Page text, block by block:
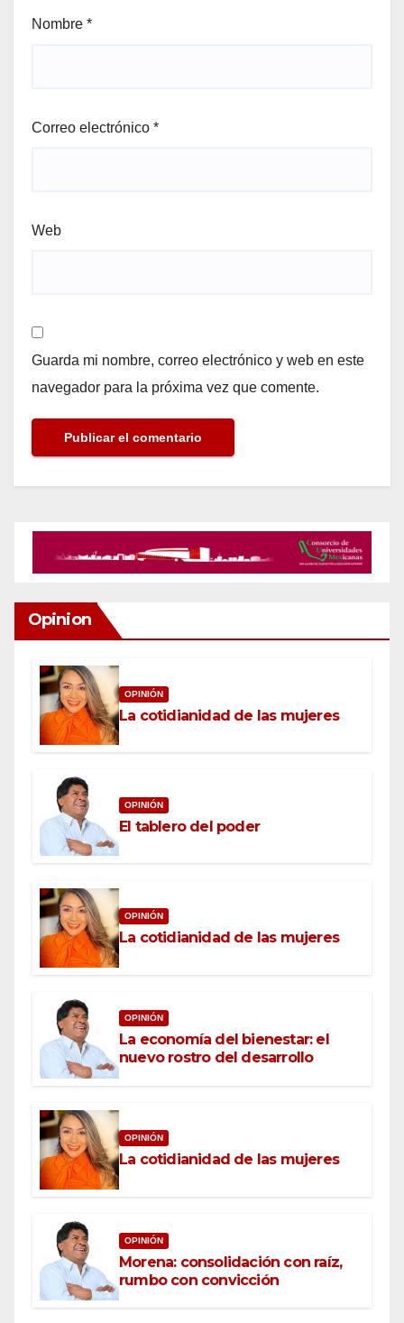
Nombre *
Correo electrónico *
Web
Guarda mi nombre, correo electrónico y web en este
navegador para la próxima vez que comente.
Opinion
OPINIÓN
La cotidianidad de las mujeres
OPINIÓN
El tablero del poder
OPINIÓN
La cotidianidad de las mujeres
OPINIÓN
La economía del bienestar: el
nuevo rostro del desarrollo
OPINIÓN
La cotidianidad de las mujeres
OPINIÓN
Morena: consolidación con raíz,
rumbo con convicción